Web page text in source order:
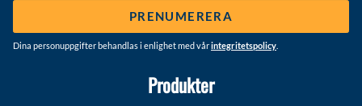
PRENUMERERA
Dina personuppgifter behandlas i enlighet med vårintegritetspolicy
Produkter